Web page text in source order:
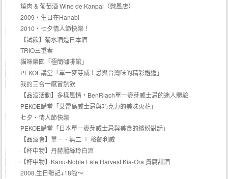
燒肉 & 葡萄酒 Wine de Kanpai（微風店）
2009‧生日在Hanabi
2010‧七夕情人節快樂！
【試飲】菊水酒造日本酒
TRIO三重奏
貓咪樂園「極簡咖啡館」
PEKOE講堂「單一麥芽威士忌與台灣味的精彩邂逅」
我的三合一感冒熱飲
【品酒活動】多樣風情，BenRiach單一麥芽威士忌的迷人體驗
PEKOE講堂「艾雷島威士忌與巧克力的美味火花」
七夕‧情人節快樂
PEKOE講堂「日本單一麥芽威士忌與美食的繽紛對話」
【品酒會】單一．無二 ∣ 格蘭利威
【杯中物】丹赫麗絲玲白酒
【杯中物】Kanu-Noble Late Harvest Kia-Ora 貴腐甜酒
2008.生日雜記+18啦～